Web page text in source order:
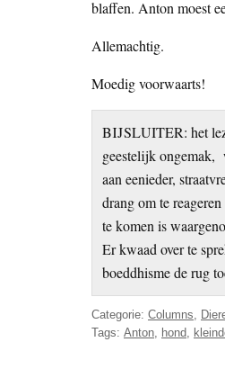
blaffen. Anton moest
Allemachtig.
Moedig voorwaarts!
BIJSLUITER: het
geestelijk ongemak,
aan eenieder,
drang om te
te komen is
Er kwaad over te
boeddhisme de rug
Categorie: Columns
Tags: Anton hond